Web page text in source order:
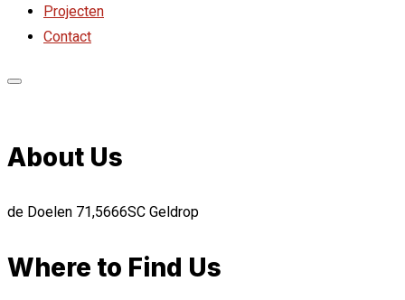
Projecten
Contact
About Us
de Doelen 71,5666SC Geldrop
Where to Find Us